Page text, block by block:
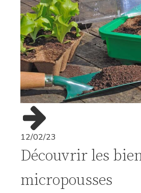
12/02/23
Découvrir les
micropousses